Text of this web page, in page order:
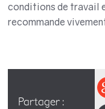
conditions de travail
recommande
Partager :